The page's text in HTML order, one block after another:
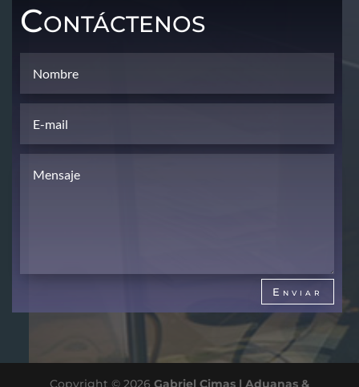
Contáctenos
Enviar
Copyright © 2026 Gabriel Cimas | Aduanas &